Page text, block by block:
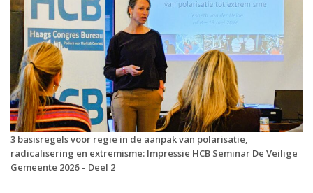
3 basisregels voor regie in de aanpak van polarisatie,
radicalisering en extremisme: Impressie HCB Seminar De Veilige
Gemeente 2026 – Deel 2